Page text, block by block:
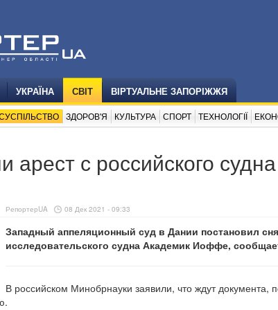
УКРАЇНА СВІТ ВІРТУАЛЬНЕ ЗАПОРІЖЖЯ
ЗДОРОВ'Я КУЛЬТУРА СПОРТ ТЕХНОЛОГІЇ
арест с российского
РепортерUA 08 Дек 2021 - 09:33
Западный аппеляционный суд в Дании постановил
исследовательского судна Академик Иоффе,
В российском Минобрнауки заявили, что ждут